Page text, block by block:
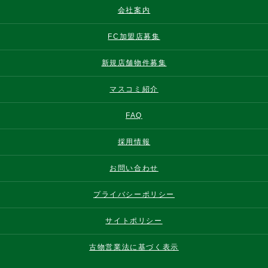
会社案内
FC加盟店募集
新規店舗物件募集
マスコミ紹介
FAQ
採用情報
お問い合わせ
プライバシーポリシー
サイトポリシー
古物営業法に基づく表示